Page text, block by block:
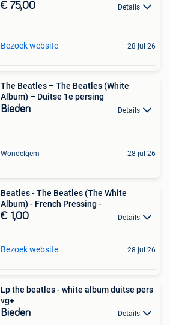
€ 75,00 Details
Bezoek website 28 jul 26
The Beatles – The Beatles (White
Album) – Duitse 1e persing
Bieden Details
Wondelgem 28 jul 26
Beatles - The Beatles (The White
Album) - French Pressing -
€ 1,00 Details
Bezoek website 28 jul 26
Lp the beatles - white album duitse pers
vg+
Bieden Details